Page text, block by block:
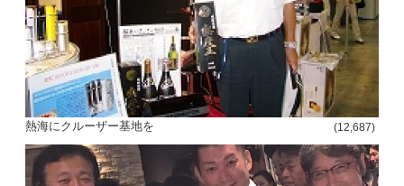
熱海にクルーザー基地を (12,687)